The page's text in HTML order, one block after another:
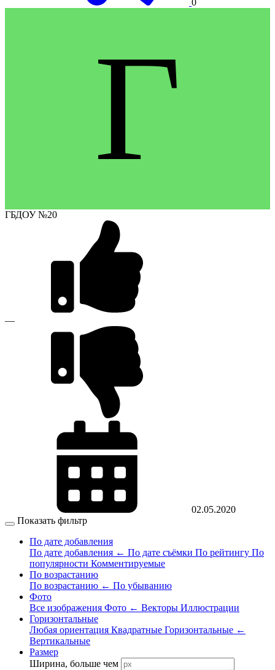
0
Г
ГБДОУ №20
—
02.05.2020
Показать фильтр
По дате добавления
По дате добавления ← По дате съёмки По рейтингу По
популярности Комментируемые
По возрастанию
По возрастанию ← По убыванию
Фото
Все изображения Фото ← Векторы Иллюстрации
Горизонтальные
Любая ориентация Квадратные Горизонтальные ←
Вертикальные
Размер
Ширина, больше чем